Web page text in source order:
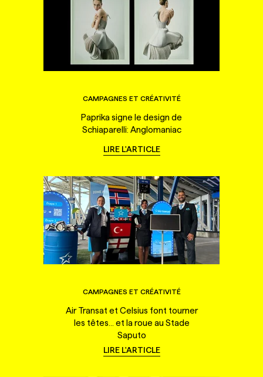
CAMPAGNES ET CRÉATIVITÉ
Paprika signe le design de
Schiaparelli: Anglomaniac
LIRE L'ARTICLE
CAMPAGNES ET CRÉATIVITÉ
Air Transat et Celsius font tourner
les têtes... et la roue au Stade
Saputo
LIRE L'ARTICLE